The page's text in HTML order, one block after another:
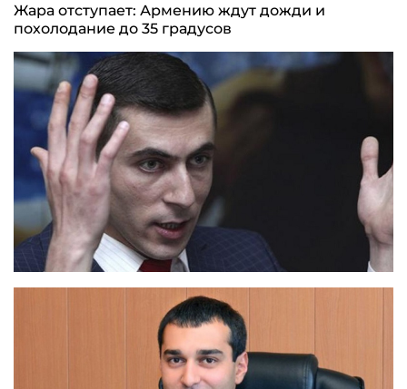
Жара отступает: Армению ждут дожди и
похолодание до 35 градусов